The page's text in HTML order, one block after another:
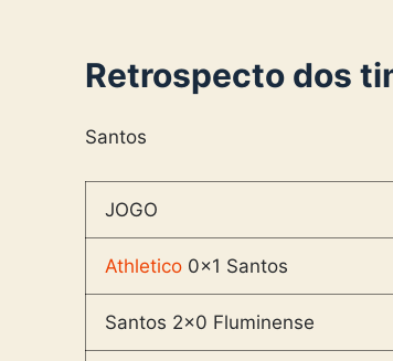
Retrospecto dos
Santos
JOGO
Athletico 0x1 Santos
Santos 2×0 Fluminense